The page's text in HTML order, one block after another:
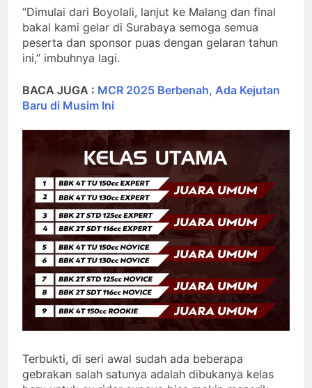
“Dimulai dari Boyolali, lanjut ke Malang dan final
bakal kami gelar di Surabaya semoga semua
peserta dan sponsor puas dengan gelaran tahun
ini,” imbuhnya lagi.
BACA JUGA : MCR 2025 Berbenah, Ada Kejutan
Baru di Musim Ini
Terbukti, di seri awal sudah ada beberapa
gebrakan salah satunya adalah dibukanya kelas